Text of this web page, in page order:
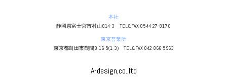
本社
静岡県富士宮市村山814-3 TEL&FAX 0544-27-8170
東京営業所
東京都町田市鶴間8-16-5(1-3) TEL&FAX 042-866-5963
A-design,co.,ltd